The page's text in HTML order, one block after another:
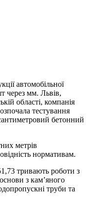
автомобільної
через мм. Львів,
області, компанія
тестування
бетонний
метрів
нормативам.
тривають роботи з
з кам’яного
труби та